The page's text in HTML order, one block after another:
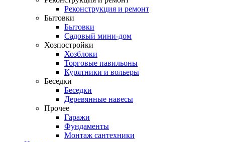
Реконструкция и ремонт
Бытовки
Бытовки
Садовый мини-дом
Хозпостройки
Хозблоки
Торговые павильоны
Курятники и вольеры
Беседки
Беседки
Деревянные навесы
Прочее
Гаражи
Фундаменты
Монтаж сантехники